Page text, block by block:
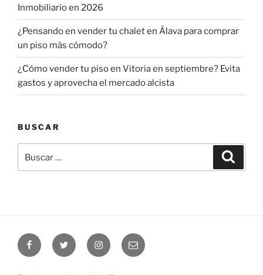
Inmobiliario en 2026
¿Pensando en vender tu chalet en Álava para comprar
un piso más cómodo?
¿Cómo vender tu piso en Vitoria en septiembre? Evita
gastos y aprovecha el mercado alcista
BUSCAR
por:
FacebookTwitter InstagramCorreo
electrónico